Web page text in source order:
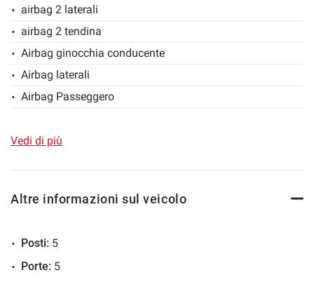
airbag 2 laterali
airbag 2 tendina
Airbag ginocchia conducente
Airbag laterali
Airbag Passeggero
Alzacristalli elettrici anteriori e posteriori
Autoradio
Avvisatore acustico mancato allacciamento cintura di
sicurezza
Vedi di più
Altre informazioni sul veicolo
Posti: 5
Porte: 5
le